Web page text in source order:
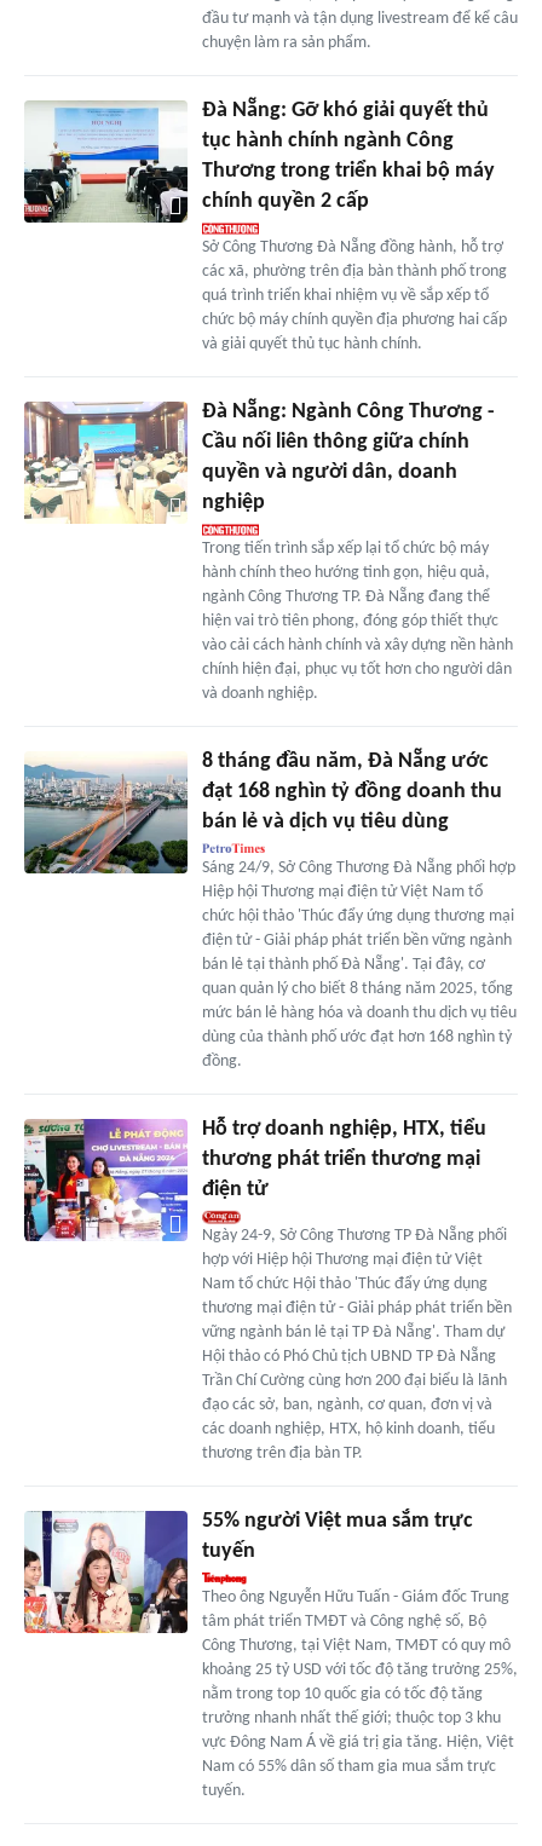
đầu tư mạnh và tận dụng livestream để kể câu
chuyện làm ra sản phẩm.
Đà Nẵng: Gỡ khó giải quyết thủ
tục hành chính ngành Công
Thương trong triển khai bộ máy
chính quyền 2 cấp
Sở Công Thương Đà Nẵng đồng hành, hỗ trợ
các xã, phường trên địa bàn thành phố trong
quá trình triển khai nhiệm vụ về sắp xếp tổ
chức bộ máy chính quyền địa phương hai cấp
và giải quyết thủ tục hành chính.
Đà Nẵng: Ngành Công Thương -
Cầu nối liên thông giữa chính
quyền và người dân, doanh
nghiệp
Trong tiến trình sắp xếp lại tổ chức bộ máy
hành chính theo hướng tinh gọn, hiệu quả,
ngành Công Thương TP. Đà Nẵng đang thể
hiện vai trò tiên phong, đóng góp thiết thực
vào cải cách hành chính và xây dựng nền hành
chính hiện đại, phục vụ tốt hơn cho người dân
và doanh nghiệp.
8 tháng đầu năm, Đà Nẵng ước
đạt 168 nghìn tỷ đồng doanh thu
bán lẻ và dịch vụ tiêu dùng
Sáng 24/9, Sở Công Thương Đà Nẵng phối hợp
Hiệp hội Thương mại điện tử Việt Nam tổ
chức hội thảo 'Thúc đẩy ứng dụng thương mại
điện tử - Giải pháp phát triển bền vững ngành
bán lẻ tại thành phố Đà Nẵng'. Tại đây, cơ
quan quản lý cho biết 8 tháng năm 2025, tổng
mức bán lẻ hàng hóa và doanh thu dịch vụ tiêu
dùng của thành phố ước đạt hơn 168 nghìn tỷ
đồng.
Hỗ trợ doanh nghiệp, HTX, tiểu
thương phát triển thương mại
điện tử
Ngày 24-9, Sở Công Thương TP Đà Nẵng phối
hợp với Hiệp hội Thương mại điện tử Việt
Nam tổ chức Hội thảo 'Thúc đẩy ứng dụng
thương mại điện tử - Giải pháp phát triển bền
vững ngành bán lẻ tại TP Đà Nẵng'. Tham dự
Hội thảo có Phó Chủ tịch UBND TP Đà Nẵng
Trần Chí Cường cùng hơn 200 đại biểu là lãnh
đạo các sở, ban, ngành, cơ quan, đơn vị và
các doanh nghiệp, HTX, hộ kinh doanh, tiểu
thương trên địa bàn TP.
55% người Việt mua sắm trực
tuyến
Theo ông Nguyễn Hữu Tuấn - Giám đốc Trung
tâm phát triển TMĐT và Công nghệ số, Bộ
Công Thương, tại Việt Nam, TMĐT có quy mô
khoảng 25 tỷ USD với tốc độ tăng trưởng 25%,
nằm trong top 10 quốc gia có tốc độ tăng
trưởng nhanh nhất thế giới; thuộc top 3 khu
vực Đông Nam Á về giá trị gia tăng. Hiện, Việt
Nam có 55% dân số tham gia mua sắm trực
tuyến.